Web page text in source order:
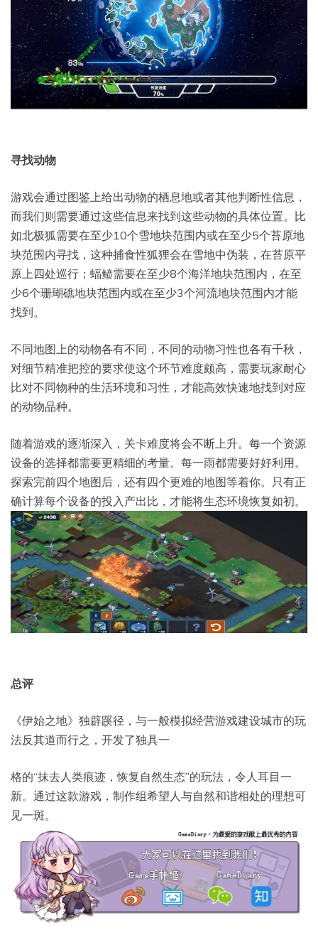
寻找动物
游戏会通过图鉴上给出动物的栖息地或者其他判断性信息，
而我们则需要通过这些信息来找到这些动物的具体位置。比
如北极狐需要在至少10个雪地块范围内或在至少5个苔原地
块范围内寻找，这种捕食性狐狸会在雪地中伪装，在苔原平
原上四处巡行；蝠鲼需要在至少8个海洋地块范围内，在至
少6个珊瑚礁地块范围内或在至少3个河流地块范围内才能
找到。
不同地图上的动物各有不同，不同的动物习性也各有千秋，
对细节精准把控的要求使这个环节难度颇高，需要玩家耐心
比对不同物种的生活环境和习性，才能高效快速地找到对应
的动物品种。
随着游戏的逐渐深入，关卡难度将会不断上升。每一个资源
设备的选择都需要更精细的考量。每一雨都需要好好利用。
探索完前四个地图后，还有四个更难的地图等着你。只有正
确计算每个设备的投入产出比，才能将生态环境恢复如初。
总评
《伊始之地》独辟蹊径，与一般模拟经营游戏建设城市的玩
法反其道而行之，开发了独具一
格的“抹去人类痕迹，恢复自然生态”的玩法，令人耳目一
新。通过这款游戏，制作组希望人与自然和谐相处的理想可
见一斑。